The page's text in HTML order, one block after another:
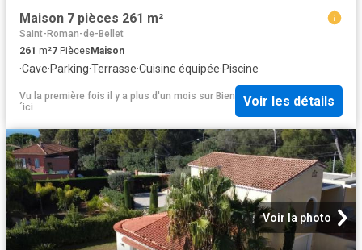
Maison 7 pièces 261 m²
Saint-Roman-de-Bellet
261 m²7 PiècesMaison
·Cave·Parking·Terrasse·Cuisine équipée·Piscine
Vu la première fois il y a plus d'un mois sur Bien
´ici
Voir les détails
Voir la photo